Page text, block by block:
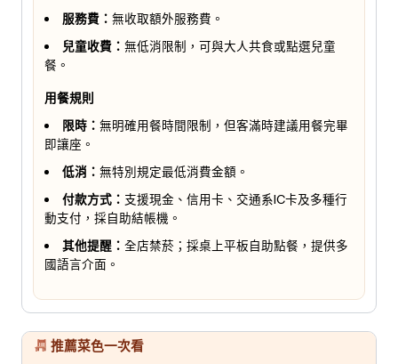
服務費： 無收取額外服務費。
兒童收費： 無低消限制，可與大人共食或點選兒童
餐。
用餐規則
限時： 無明確用餐時間限制，但客滿時建議用餐完畢
即讓座。
低消： 無特別規定最低消費金額。
付款方式： 支援現金、信用卡、交通系IC卡及多種行
動支付，採自助結帳機。
其他提醒： 全店禁菸；採桌上平板自助點餐，提供多
國語言介面。
推薦菜色一次看